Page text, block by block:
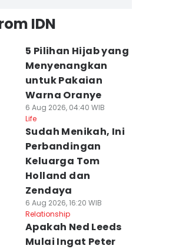
IDN
5 Pilihan Hijab yang
Menyenangkan
untuk Pakaian
Warna Oranye
6 Aug 2026, 04:40 WIB
Life
Sudah Menikah, Ini
Perbandingan
Keluarga Tom
Holland dan
Zendaya
6 Aug 2026, 16:20 WIB
Relationship
Apakah Ned Leeds
Mulai Ingat Peter